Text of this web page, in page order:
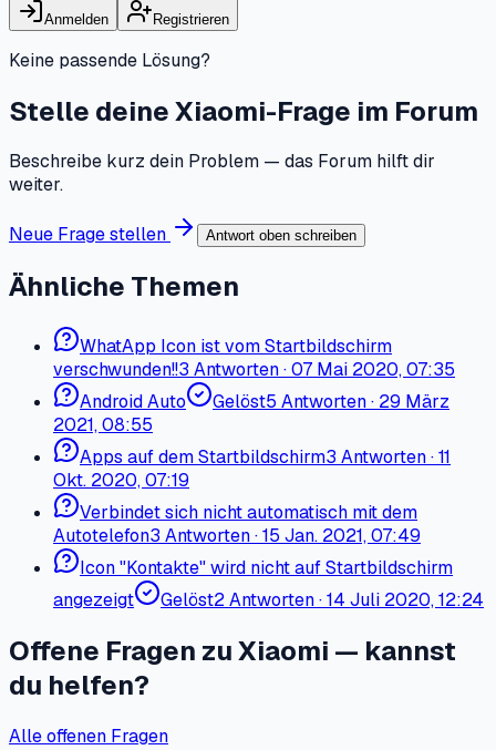
Anmelden Registrieren
Keine passende Lösung?
Stelle deine Xiaomi-Frage im Forum
Beschreibe kurz dein Problem — das Forum hilft dir
weiter.
Neue Frage stellen Antwort oben schreiben
Ähnliche Themen
WhatApp Icon ist vom Startbildschirm
verschwunden!!3 Antworten·07 Mai 2020, 07:35
Android Auto
Gelöst5 Antworten· 29 März
2021, 08:55
Apps auf dem Startbildschirm3 Antworten·11
Okt. 2020, 07:19
Verbindet sich nicht automatisch mit dem
Autotelefon3 Antworten·15 Jan. 2021, 07:49
Icon "Kontakte" wird nicht auf Startbildschirm
angezeigt
Gelöst2Antworten·14 Juli 2020, 12:24
Offene Fragen zu Xiaomi — kannst
du helfen?
Alle offenen Fragen